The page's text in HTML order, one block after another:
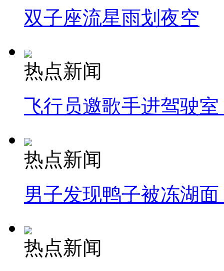
双子座流星雨划夜空
热点新闻
飞行员邀歌手进驾驶
热点新闻
男子发现鸭子被冻湖
热点新闻